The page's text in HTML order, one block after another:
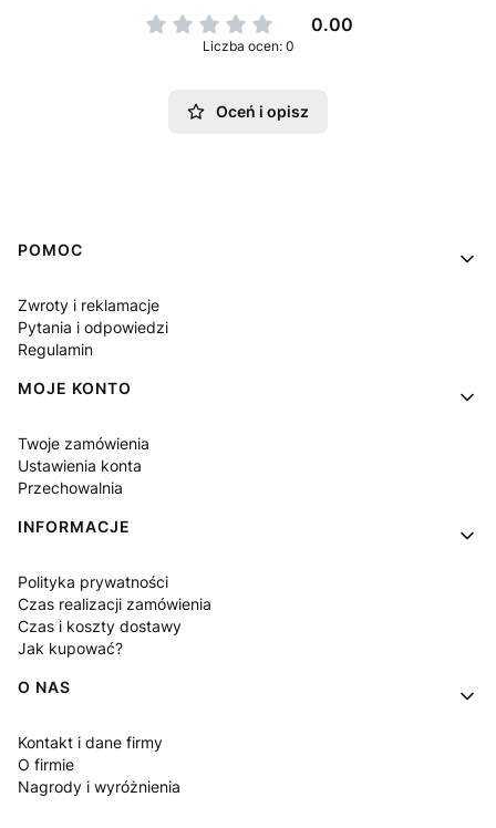
0.00
Liczba ocen: 0
Oceń i opisz
Linki w stopce
POMOC
Zwroty i reklamacje
Pytania i odpowiedzi
Regulamin
MOJE KONTO
Twoje zamówienia
Ustawienia konta
Przechowalnia
INFORMACJE
Polityka prywatności
Czas realizacji zamówienia
Czas i koszty dostawy
Jak kupować?
O NAS
Kontakt i dane firmy
O firmie
Nagrody i wyróżnienia